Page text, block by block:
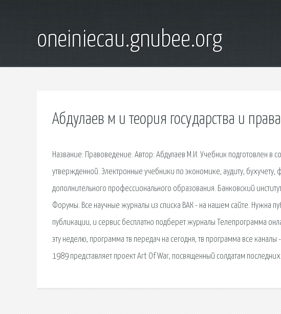
oneiniecau.gnubee.org
Абдулаев м и теория государства и права
Название: Правоведение. Автор: Абдулаев М.И. Учебник подготовлен в
утвержденной. Электронные учебники по экономике, аудиту, бухучету,
дополнительного профессионального образования. Банковский
Форумы. Все научные журналы из списка ВАК - на нашем сайте. Нужна
публикации, и сервис бесплатно подберет журналы Телепрограмма
эту неделю, программа тв передач на сегодня, тв программа все
1989 представляет проект Art Of War, посвященный солдатам